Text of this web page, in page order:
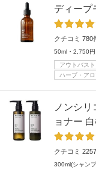
ディープ
クチコミ 780
50ml・2,750円
アウトバス
ハーブ・ア
ノンシ
ョナー
クチコミ
300ml(シャン